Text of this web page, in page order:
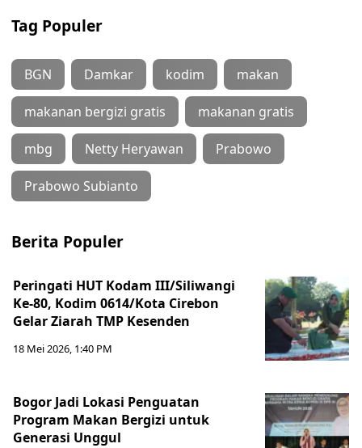
Tag Populer
BGN Damkar kodim makan
makanan bergizi gratis makanan gratis
mbg Netty Heryawan Prabowo
Prabowo Subianto
Berita Populer
Peringati HUT Kodam III/Siliwangi
Ke-80, Kodim 0614/Kota Cirebon
Gelar Ziarah TMP Kesenden
18 Mei 2026, 1:40 PM
Bogor Jadi Lokasi Penguatan
Program Makan Bergizi untuk
Generasi Unggul